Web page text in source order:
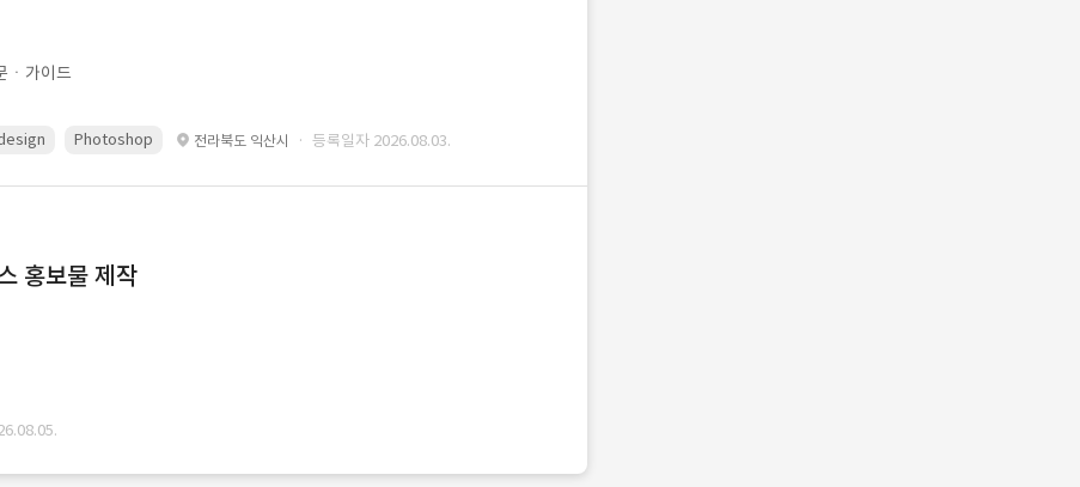
ㆍ가이드
Photoshop 전라북도 익산시 · 등록일자 2026.08.03.
홍보물 제작